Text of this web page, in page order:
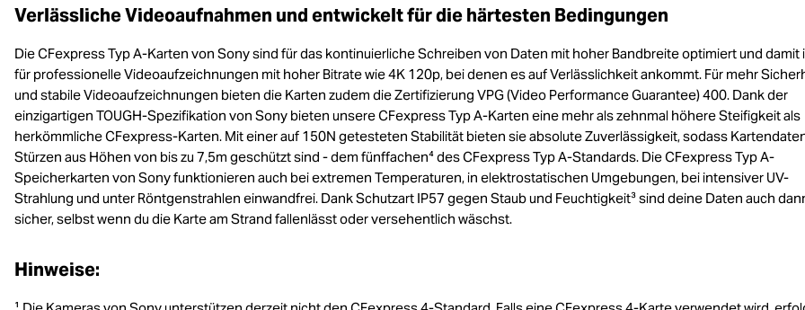
Verlässliche Videoaufnahmen und entwickelt für die härtesten Bedingungen
Die CFexpress Typ A-Karten von Sony sind für das kontinuierliche Schreiben von Daten mit hoher Bandbreite optimiert und damit
für professionelle Videoaufzeichnungen mit hoher Bitrate wie 4K 120p, bei denen es auf Verlässlichkeit ankommt. Für mehr
und stabile Videoaufzeichnungen bieten die Karten zudem die Zertifizierung VPG (Video Performance Guarantee) 400. Dank der
einzigartigen TOUGH-Spezifikation von Sony bieten unsere CFexpress Typ A-Karten eine mehr als zehnmal höhere Steifigkeit als
herkömmliche CFexpress-Karten. Mit einer auf 150N getesteten Stabilität bieten sie absolute Zuverlässigkeit, sodass
Stürzen aus Höhen von bis zu 7,5m geschützt sind - dem fünffachen⁴ des CFexpress Typ A-Standards. Die CFexpress Typ A-
Speicherkarten von Sony funktionieren auch bei extremen Temperaturen, in elektrostatischen Umgebungen, bei intensiver UV-
Strahlung und unter Röntgenstrahlen einwandfrei. Dank Schutzart IP57 gegen Staub und Feuchtigkeit³ sind deine Daten auch
sicher, selbst wenn du die Karte am Strand fallenlässt oder versehentlich wäschst.
Hinweise: